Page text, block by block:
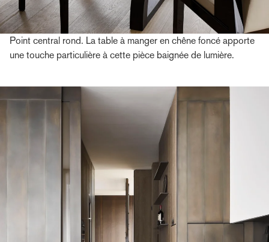
Point central rond. La table à manger en chêne foncé apporte
une touche particulière à cette pièce baignée de lumière.